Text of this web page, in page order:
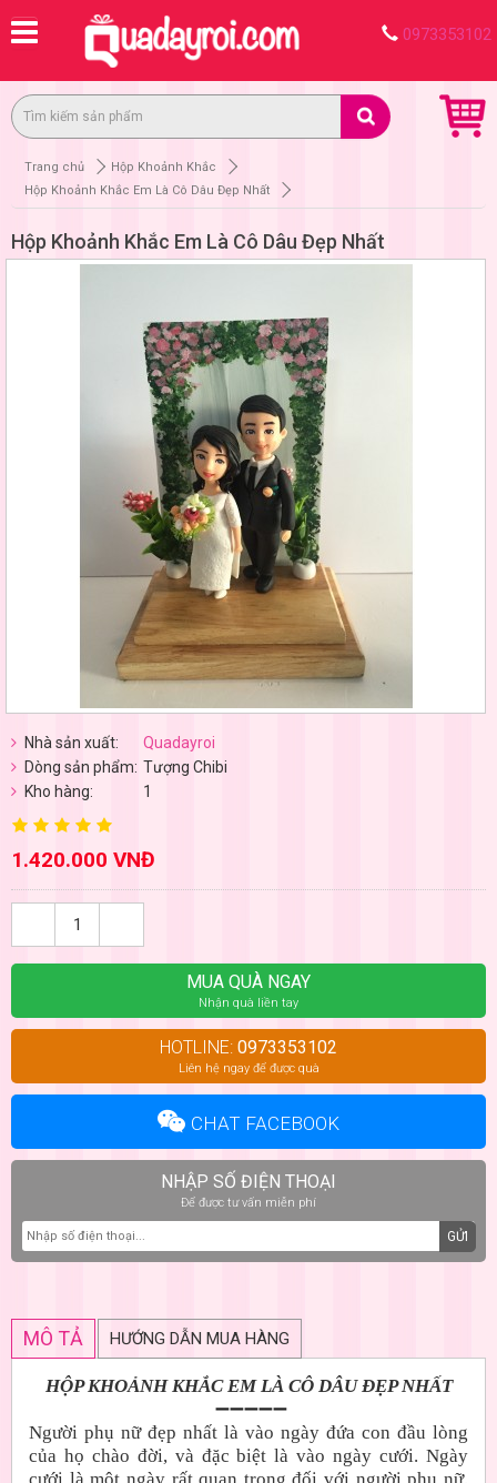
0973353102
Trang chủ
Hộp Khoảnh Khắc
Hộp Khoảnh Khắc Em Là Cô Dâu Đẹp Nhất
Hộp Khoảnh Khắc Em Là Cô Dâu Đẹp Nhất
Nhà sản xuất:
Quadayroi
Dòng sản phẩm: Tượng Chibi
Kho hàng:
1
1.420.000 VNĐ
MUA QUÀ NGAY
Nhận quà liền tay
HOTLINE: 0973353102
Liên hệ ngay để được quà
CHAT FACEBOOK
NHẬP SỐ ĐIỆN THOẠI
Để được tư vấn miễn phí
GỬI
MÔ TẢ HƯỚNG DẪN MUA HÀNG
HỘP KHOẢNH KHẮC EM LÀ CÔ DÂU ĐẸP NHẤT
➖➖➖➖➖
Người phụ nữ đẹp nhất là vào ngày đứa con đầu lòng
của họ chào đời, và đặc biệt là vào ngày cưới. Ngày
cưới là một ngày rất quan trọng đối với người phụ nữ.